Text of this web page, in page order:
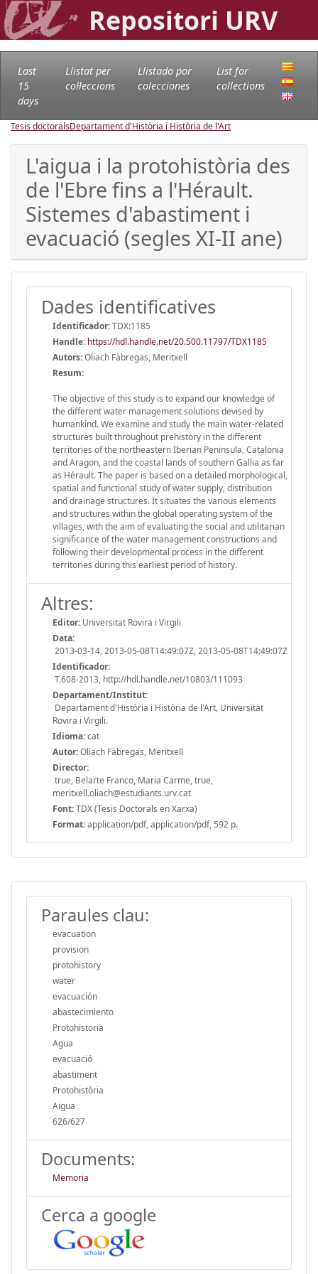
Repositori URV
Last
15
days
Llistat per
col·leccions
Llistado por
colecciones
List for
collections
Tesis doctoralsDepartament d'Història i Història de l'Art
L'aigua i la protohistòria des
de l'Ebre fins a l'Hérault.
Sistemes d'abastiment i
evacuació (segles XI-II ane)
Dades identificatives
Identificador:TDX:1185
Handle: https://hdl.handle.net/20.500.11797/TDX1185
Autors:Oliach Fàbregas, Meritxell
Resum:
The objective of this study is to expand our knowledge of
the different water management solutions devised by
humankind. We examine and study the main water-related
structures built throughout prehistory in the different
territories of the northeastern Iberian Peninsula, Catalonia
and Aragon, and the coastal lands of southern Gallia as far
as Hérault. The paper is based on a detailed morphological,
spatial and functional study of water supply, distribution
and drainage structures. It situates the various elements
and structures within the global operating system of the
villages, with the aim of evaluating the social and utilitarian
significance of the water management constructions and
following their developmental process in the different
territories during this earliest period of history.
Altres:
Editor: Universitat Rovira i Virgili
Data:
2013-03-14, 2013-05-08T14:49:07Z, 2013-05-08T14:49:07Z
Identificador:
T.608-2013, http://hdl.handle.net/10803/111093
Departament/Institut:
Departament d'Història i Història de l'Art, Universitat
Rovira i Virgili.
Idioma:cat
Autor:Oliach Fàbregas, Meritxell
Director:
true, Belarte Franco, Maria Carme, true,
meritxell.oliach@estudiants.urv.cat
Font:TDX (Tesis Doctorals en Xarxa)
Format:application/pdf, application/pdf, 592 p.
Paraules clau:
evacuation
provision
protohistory
water
evacuación
abastecimiento
Protohistoria
Agua
evacuació
abastiment
Protohistòria
Aigua
626/627
Documents:
Memoria
Cerca a google